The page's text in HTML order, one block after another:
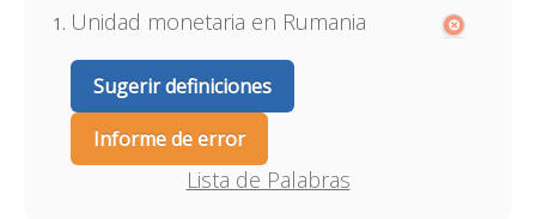
Unidad monetaria en Rumania
Sugerir definiciones
Informe de error
Lista de Palabras